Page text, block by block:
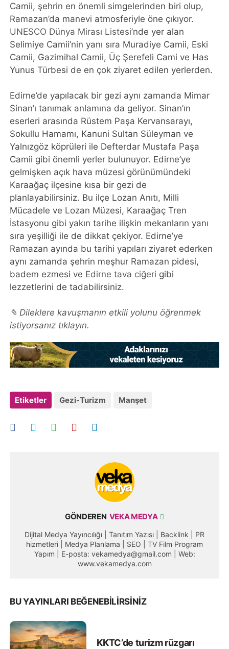
Camii, şehrin en önemli simgelerinden biri olup,
Ramazan’da manevi atmosferiyle öne çıkıyor.
UNESCO Dünya Mirası Listesi’nde yer alan
Selimiye Camii’nin yanı sıra Muradiye Camii, Eski
Camii, Gazimihal Camii, Üç Şerefeli Cami ve Has
Yunus Türbesi de en çok ziyaret edilen yerlerden.
Edirne’de yapılacak bir gezi aynı zamanda Mimar
Sinan’ı tanımak anlamına da geliyor. Sinan’ın
eserleri arasında Rüstem Paşa Kervansarayı,
Sokullu Hamamı, Kanuni Sultan Süleyman ve
Yalnızgöz köprüleri ile Defterdar Mustafa Paşa
Camii gibi önemli yerler bulunuyor. Edirne’ye
gelmişken açık hava müzesi görünümündeki
Karaağaç ilçesine kısa bir gezi de
planlayabilirsiniz. Bu ilçe Lozan Anıtı, Milli
Mücadele ve Lozan Müzesi, Karaağaç Tren
İstasyonu gibi yakın tarihe ilişkin mekanların yanı
sıra yeşilliği ile de dikkat çekiyor. Edirne’ye
Ramazan ayında bu tarihi yapıları ziyaret ederken
aynı zamanda şehrin meşhur Ramazan pidesi,
badem ezmesi ve Edirne tava ciğeri gibi
lezzetlerini de tadabilirsiniz.
✎ Dileklere kavuşmanın etkili yolunu öğrenmek
istiyorsanız tıklayın.
Etiketler Gezi-Turizm Manşet
GÖNDEREN VEKA MEDYA
Dijital Medya Yayıncılığı | Tanıtım Yazısı | Backlink | PR
hizmetleri | Medya Planlama | SEO | TV Film Program
Yapım | E-posta: vekamedya@gmail.com | Web:
www.vekamedya.com
BU YAYINLARI BEĞENEBILIRSINIZ
KKTC’de turizm rüzgarı